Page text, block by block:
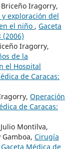
Briceño Iragorry,
y exploración del
el niño , Gaceta
(2006)
Iragorry,
de la
el Hospital
de Caracas:
Operación
de Caracas:
Montilva,
Cirugía
Gaceta Médica de